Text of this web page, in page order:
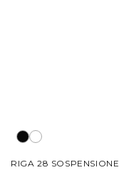
RIGA 28 SOSPENSIONE